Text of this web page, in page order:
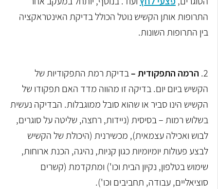
התרופות אותן הקשיש נוטל הכולל בדיקת האינטראקציה
בין התרופות השונות.
2. הרמה התפקודית –בדיקת רמת התפקודיות של
הקשיש ביום יום. בדיקה זו מהווה מדד האם תפקודו של
הקשיש הינו סביר או שהוא סובל ממוגבלות. הבדיקה נעשית
בשלוש רמות – בסיסית (ניידות, רחצה, שליטה על סוגרים,
לבוש ואכילה עצמאית), מכשירנית (היכולת של הקשיש
לבצע פעולות יומיומיות כגון קניות, נהיגה, הכנת ארוחות,
שימוש בטלפון, נקיון הבית וכו') ומתקדמת (קשרים
סוציאליים, עבודה, תחביבים וכו').